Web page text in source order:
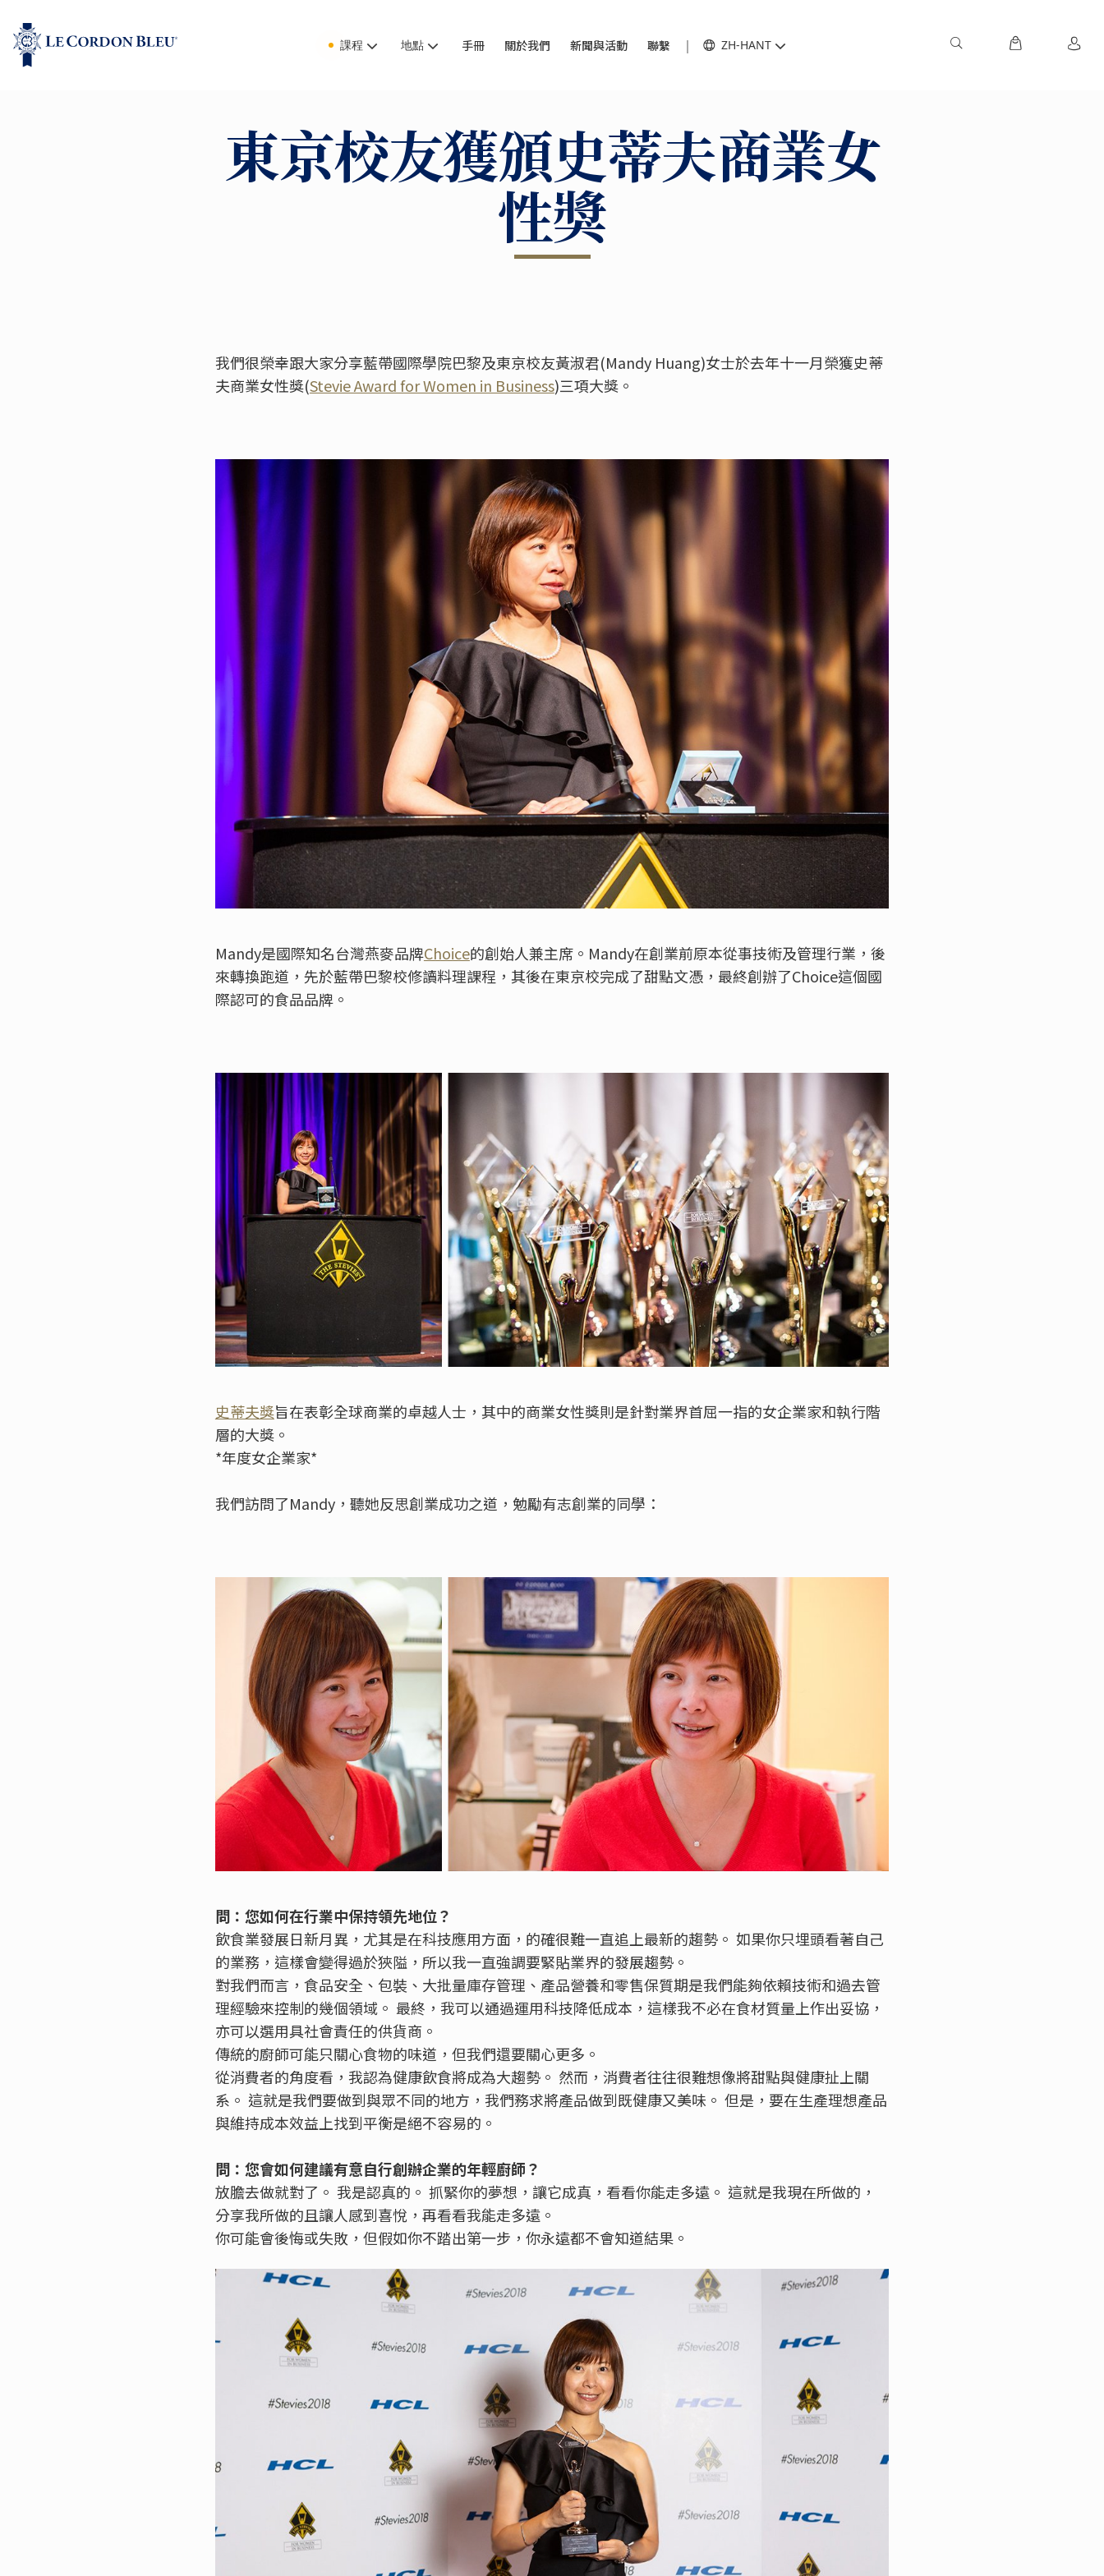
課程 地點 手冊 關於我們 新聞與活動 聯繫 ZH-HANT
東京校友獲頒史蒂夫商業女
性獎
我們很榮幸跟大家分享藍帶國際學院巴黎及東京校友黃淑君(Mandy Huang)女士於去年十一月榮獲史蒂
夫商業女性獎(Stevie Award for Women in Business)三項大獎。
Mandy是國際知名台灣燕麥品牌Choice的創始人兼主席。Mandy在創業前原本從事技術及管理行業，後
來轉換跑道，先於藍帶巴黎校修讀料理課程，其後在東京校完成了甜點文憑，最終創辦了Choice這個國
際認可的食品品牌。
史蒂夫獎旨在表彰全球商業的卓越人士，其中的商業女性獎則是針對業界首屈一指的女企業家和執行階
層的大獎。
*年度女企業家*
我們訪問了Mandy，聽她反思創業成功之道，勉勵有志創業的同學：
問：您如何在行業中保持領先地位？
飲食業發展日新月異，尤其是在科技應用方面，的確很難一直追上最新的趨勢。 如果你只埋頭看著自己
的業務，這樣會變得過於狹隘，所以我一直強調要緊貼業界的發展趨勢。
對我們而言，食品安全、包裝、大批量庫存管理、產品營養和零售保質期是我們能夠依賴技術和過去管
理經驗來控制的幾個領域。 最終，我可以通過運用科技降低成本，這樣我不必在食材質量上作出妥協，
亦可以選用具社會責任的供貨商。
傳統的廚師可能只關心食物的味道，但我們還要關心更多。
從消費者的角度看，我認為健康飲食將成為大趨勢。 然而，消費者往往很難想像將甜點與健康扯上關
系。 這就是我們要做到與眾不同的地方，我們務求將產品做到既健康又美味。 但是，要在生產理想產品
與維持成本效益上找到平衡是絕不容易的。
問：您會如何建議有意自行創辦企業的年輕廚師？
放膽去做就對了。 我是認真的。 抓緊你的夢想，讓它成真，看看你能走多遠。 這就是我現在所做的，
分享我所做的且讓人感到喜悅，再看看我能走多遠。
你可能會後悔或失敗，但假如你不踏出第一步，你永遠都不會知道結果。